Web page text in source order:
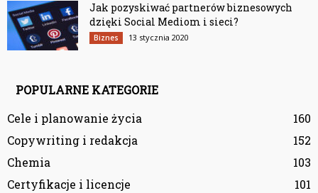
Jak pozyskiwać partnerów biznesowych
dzięki Social Mediom i sieci?
Biznes 13 stycznia 2020
POPULARNE KATEGORIE
Cele i planowanie życia
160
Copywriting i redakcja
152
Chemia
103
Certyfikacje i licencje
101